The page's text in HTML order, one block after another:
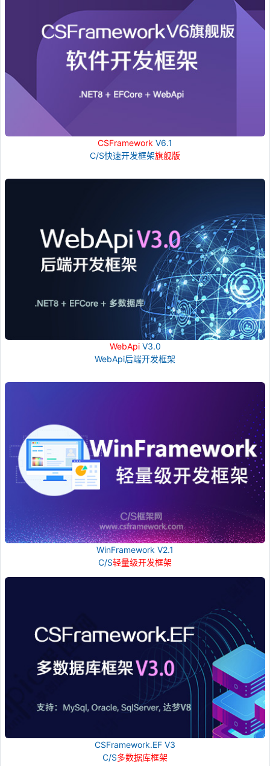
CSFramework V6.1
C/S快速开发框架旗舰版
WebApiV3.0
WebApi后端开发框架
WinFramework V2.1
C/S轻量级开发框架
CSFramework.EF V3
C/S多数据库框架